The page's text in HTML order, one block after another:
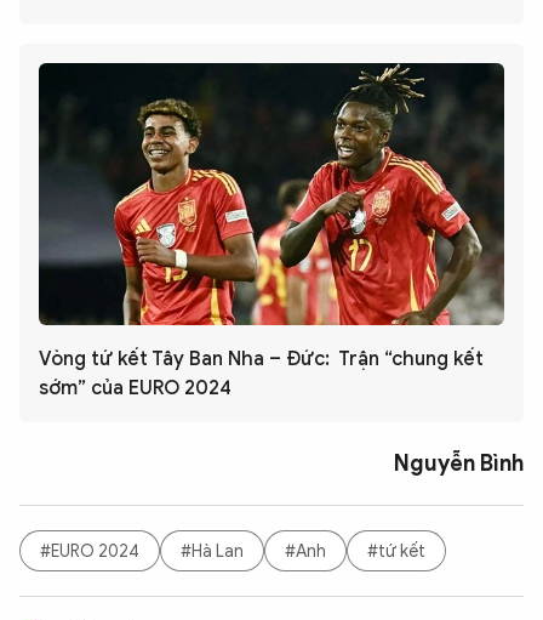
Vòng tứ kết Tây Ban Nha – Đức: Trận “chung kết
sớm” của EURO 2024
Nguyễn Bình
#EURO 2024 #Hà Lan #Anh #tứ kết